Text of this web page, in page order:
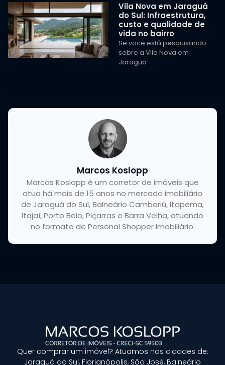
Vila Nova em Jaraguá
do Sul: Infraestrutura,
custo e qualidade de
vida no bairro
Se você está pesquisando
sobre a Vila Nova em
Jaraguá
Marcos Koslopp
Marcos Koslopp é um corretor de imóveis que
atua há mais de 15 anos no mercado imobiliário
de Jaraguá do Sul, Balneário Camboriú, Itapema,
Itajaí, Porto Belo, Piçarras e Barra Velha, atuando
no formato de Personal Shopper Imobiliário.
Quer comprar um imóvel? Atuamos nas cidades de:
Jaraguá do Sul, Florianópolis, São José, Balneário